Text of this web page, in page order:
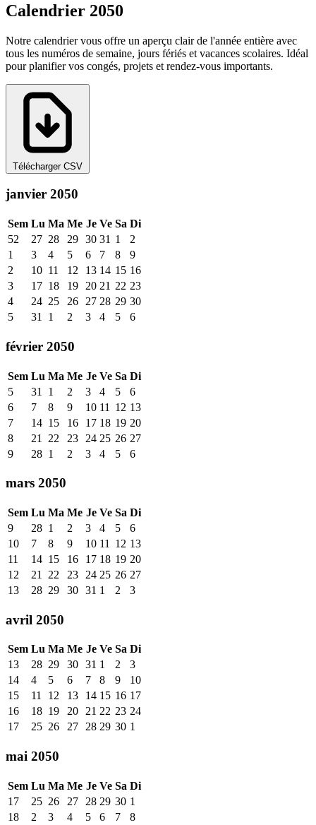
Calendrier 2050
Notre calendrier vous offre un aperçu clair de l'année entière avec
tous les numéros de semaine, jours fériés et vacances scolaires. Idéal
pour planifier vos congés, projets et rendez-vous importants.
Télécharger CSV
janvier 2050
Sem Lu Ma Me Je Ve Sa Di
52
27 28 29 30 31 1
2
1
3 4 5 6 7 8
9
2
10 11 12 13 14 15 16
3
17 18 19 20 21 22 23
4
24 25 26 27 28 29 30
5
31 1 2 3 4 5 6
février 2050
Sem Lu Ma Me Je Ve Sa Di
5
31 1 2 3 4 5
6
6
7 8 9 10 11 12 13
7
14 15 16 17 18 19 20
8
21 22 23 24 25 26 27
9
28 1 2 3 4 5 6
mars 2050
Sem Lu Ma Me Je Ve Sa Di
9
28 1 2 3 4 5
6
10
7 8 9 10 11 12 13
11
14 15 16 17 18 19 20
12
21 22 23 24 25 26 27
13
28 29 30 31 1 2 3
avril 2050
Sem Lu Ma Me Je Ve Sa Di
13
28 29 30 31 1 2
3
14
4 5 6 7 8 9
10
15
11 12 13 14 15 16 17
16
18 19 20 21 22 23 24
17
25 26 27 28 29 30 1
mai 2050
Sem Lu Ma Me Je Ve Sa Di
17
25 26 27 28 29 30 1
18
2 3 4 5 6 7
8